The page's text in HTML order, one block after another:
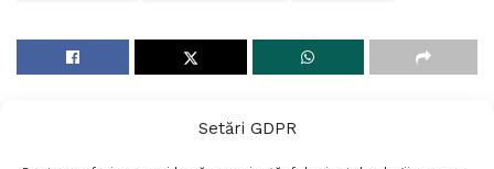
Setări GDPR